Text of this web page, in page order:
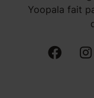
Yoopala fait